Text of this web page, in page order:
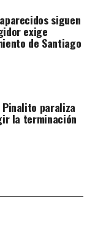
siguen
exige
de Santiago
Pinalito paraliza
la terminación